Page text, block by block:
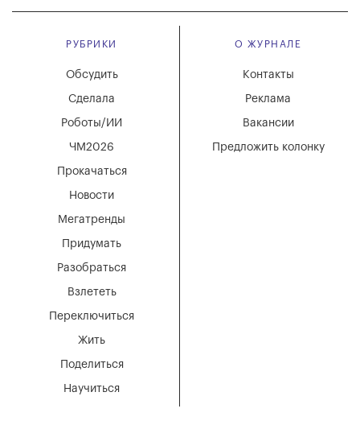
РУБРИКИ
Мегатренды
Придумать
Разобраться
Взлететь
Новости
Переключиться
Жить
Поделиться
Научиться
Обсудить
Сделала
Роботы/ИИ
ЧМ2026
Прокачаться
О ЖУРНАЛЕ
Вакансии
Реклама
Контакты
Предложить колонку